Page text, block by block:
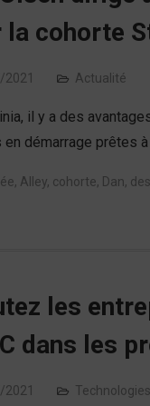
la cohorte
Actualité
il y a des
en démarrage prêtes
, Alley, cohorte, Dan, des
les
dans les
Technologies